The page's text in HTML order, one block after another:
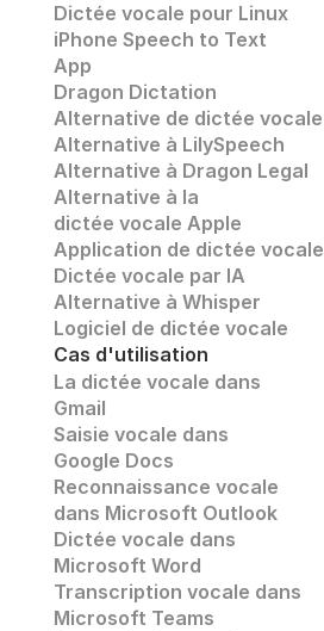
Dictée vocale pour Linux
iPhone Speech to Text
App
Dragon Dictation
Alternative de dictée vocale
Alternative à LilySpeech
Alternative à Dragon Legal
Alternative à la
dictée vocale Apple
Application de dictée vocale
Dictée vocale par IA
Alternative à Whisper
Logiciel de dictée vocale
Cas d'utilisation
La dictée vocale dans
Gmail
Saisie vocale dans
Google Docs
Reconnaissance vocale
dans Microsoft Outlook
Dictée vocale dans
Microsoft Word
Transcription vocale dans
Microsoft Teams